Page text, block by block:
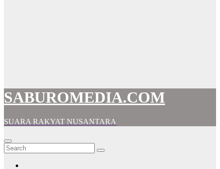
SABUROMEDIA.COM
SUARA RAKYAT NUSANTARA